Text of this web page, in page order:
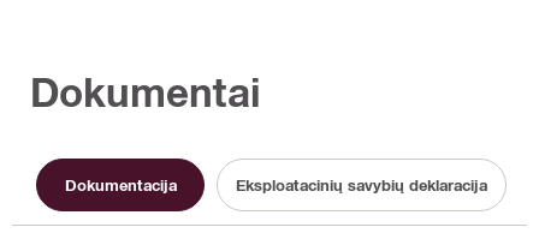
Dokumentai
Dokumentacija Eksploatacinių savybių deklaracija